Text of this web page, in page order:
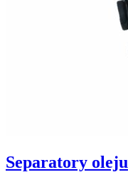
Separatory oleju